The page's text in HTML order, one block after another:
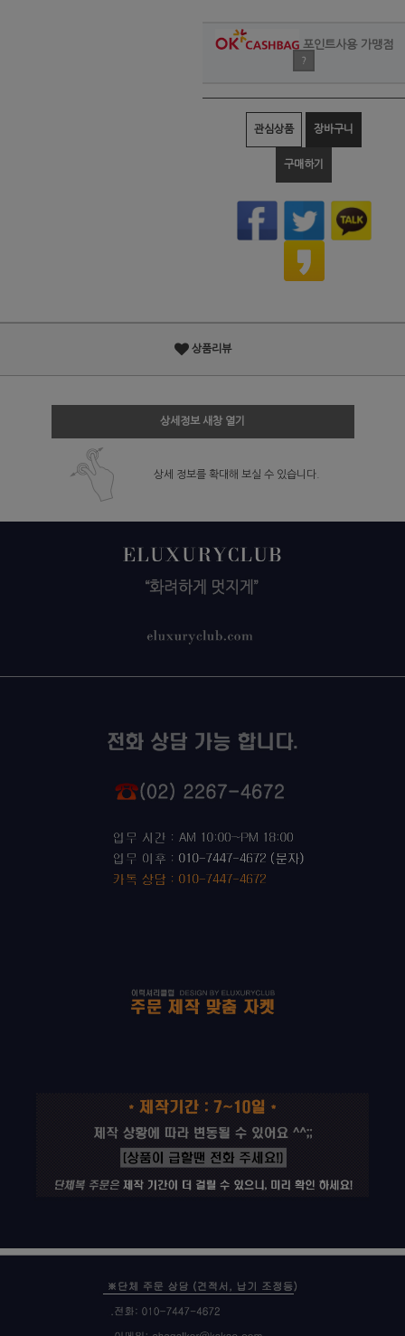
포인트사용 가맹점
?
관심상품 장바구니
구매하기
상품리뷰
상세정보 새창 열기
상세 정보를 확대해 보실 수 있습니다.